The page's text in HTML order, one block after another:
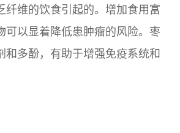
纤维的饮食引起的。增加食用富
可以显着降低患肿瘤的风险。枣
和多酚，有助于增强免疫系统和